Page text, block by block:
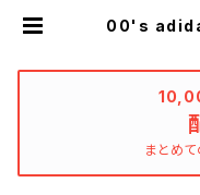
00's
|
まとめ